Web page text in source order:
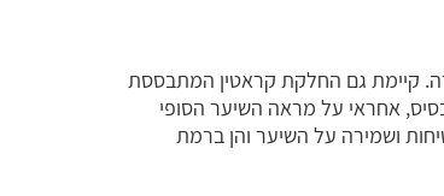
קיימת גם החלקת קראטין המתבססת
אחראי על מראה השיער הסופי
ושמירה על השיער והן ברמת